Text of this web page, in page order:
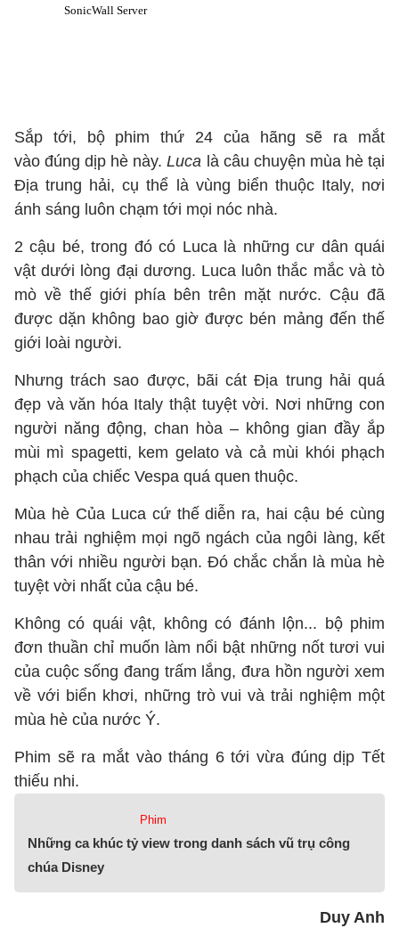
Sắp tới, bộ phim thứ 24 của hãng sẽ ra mắt
vào đúng dịp hè này.Luca là câu chuyện mùa hè tại
Địa trung hải, cụ thể là vùng biển thuộc Italy, nơi
ánh sáng luôn chạm tới mọi nóc nhà.
2 cậu bé, trong đó có Luca là những cư dân quái
vật dưới lòng đại dương. Luca luôn thắc mắc và tò
mò về thế giới phía bên trên mặt nước. Cậu đã
được dặn không bao giờ được bén mảng đến thế
giới loài người.
Nhưng trách sao được, bãi cát Địa trung hải quá
đẹp và văn hóa Italy thật tuyệt vời. Nơi những con
người năng động, chan hòa – không gian đầy ắp
mùi mì spagetti, kem gelato và cả mùi khói phạch
phạch của chiếc Vespa quá quen thuộc.
Mùa hè Của Luca cứ thế diễn ra, hai cậu bé cùng
nhau trải nghiệm mọi ngõ ngách của ngôi làng, kết
thân với nhiều người bạn. Đó chắc chắn là mùa hè
tuyệt vời nhất của cậu bé.
Không có quái vật, không có đánh lộn... bộ phim
đơn thuần chỉ muốn làm nổi bật những nốt tươi vui
của cuộc sống đang trấm lắng, đưa hồn người xem
về với biển khơi, những trò vui và trải nghiệm một
mùa hè của nước Ý.
Phim sẽ ra mắt vào tháng 6 tới vừa đúng dịp Tết
thiếu nhi.
Phim
Những ca khúc tỷ view trong danh sách vũ trụ công
chúa Disney
Duy Anh